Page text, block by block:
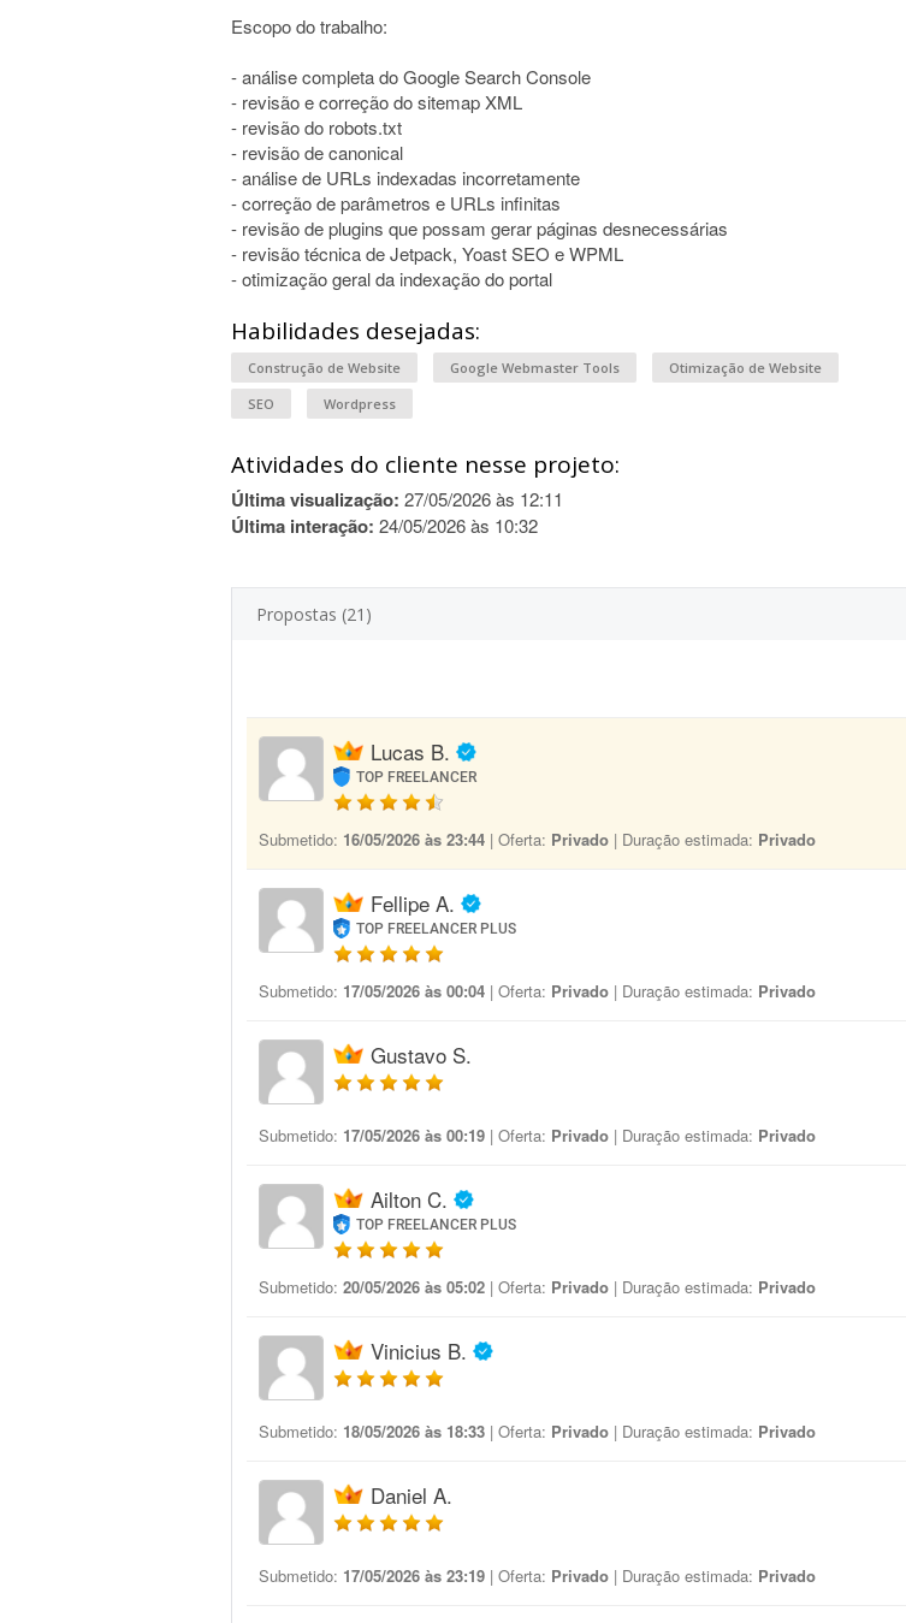
Escopo do trabalho:
- análise completa do Google Search Console
- revisão e correção do sitemap XML
- revisão do robots.txt
- revisão de canonical
- análise de URLs indexadas incorretamente
- correção de parâmetros e URLs infinitas
- revisão de plugins que possam gerar páginas desnecessárias
- revisão técnica de Jetpack, Yoast SEO e WPML
- otimização geral da indexação do portal
Habilidades desejadas:
Construção de Website Google Webmaster Tools
Otimização de Website
SEO
Wordpress
Atividades do cliente nesse projeto:
Última visualização: 27/05/2026 às 12:11
Última interação: 24/05/2026 às 10:32
Propostas (21)
Lucas B.
TOP FREELANCER
Submetido: 16/05/2026 às 23:44 | Oferta: Privado | Duração estimada: Privado
Fellipe A.
TOP FREELANCER PLUS
Submetido: 17/05/2026 às 00:04 | Oferta: Privado | Duração estimada: Privado
Gustavo S.
Submetido: 17/05/2026 às 00:19 | Oferta: Privado | Duração estimada: Privado
Ailton C.
TOP FREELANCER PLUS
Submetido: 20/05/2026 às 05:02 | Oferta: Privado | Duração estimada: Privado
Vinicius B.
Submetido: 18/05/2026 às 18:33 | Oferta: Privado | Duração estimada: Privado
Daniel A.
Submetido: 17/05/2026 às 23:19 | Oferta: Privado | Duração estimada: Privado